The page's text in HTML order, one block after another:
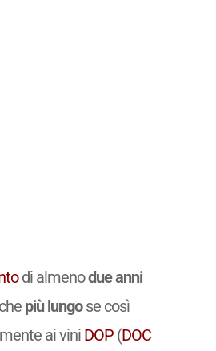
di almenodue anni
più lungose così
ai vini DOP (DOC